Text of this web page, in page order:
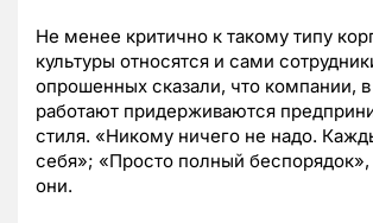
Не менее критично к такому типу
культуры относятся и сами
опрошенных сказали, что компании,
работают придерживаются
стиля. «Никому ничего не надо.
себя»; «Просто полный
они.